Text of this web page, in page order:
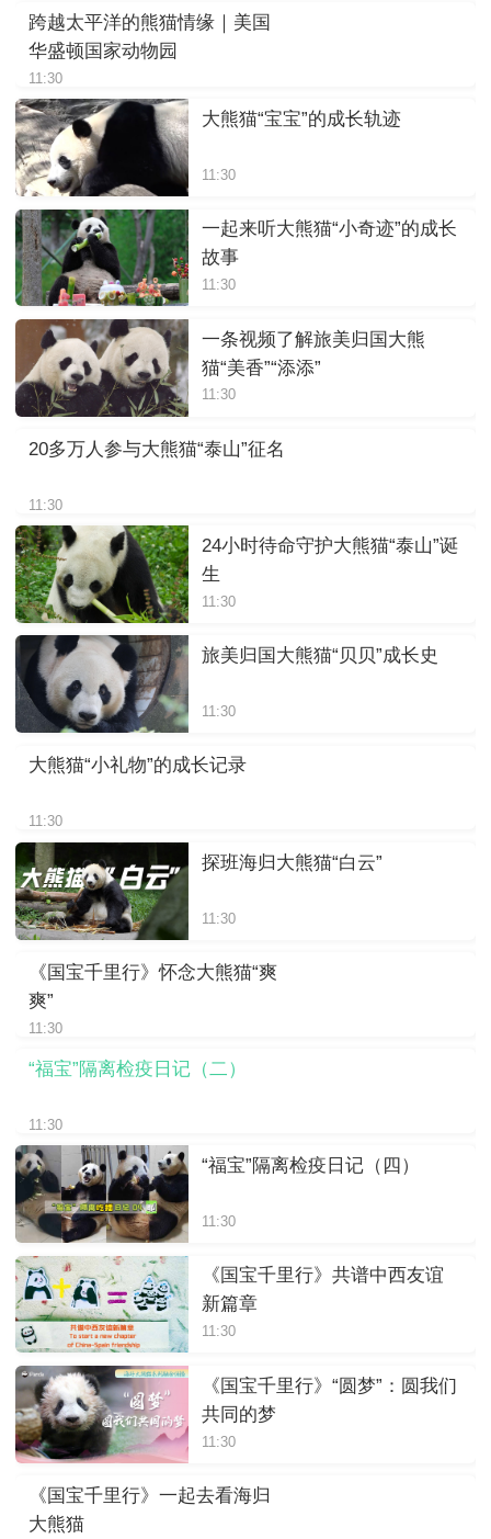
跨越太平洋的熊猫情缘｜美国
华盛顿国家动物园
11:30
大熊猫“宝宝”的成长轨迹
11:30
一起来听大熊猫“小奇迹”的成长
故事
11:30
一条视频了解旅美归国大熊
猫“美香”“添添”
11:30
20多万人参与大熊猫“泰山”征名
11:30
24小时待命守护大熊猫“泰山”诞
生
11:30
旅美归国大熊猫“贝贝”成长史
11:30
大熊猫“小礼物”的成长记录
11:30
探班海归大熊猫“白云”
11:30
《国宝千里行》怀念大熊猫“爽
爽”
11:30
“福宝”隔离检疫日记（二）
11:30
“福宝”隔离检疫日记（四）
11:30
《国宝千里行》共谱中西友谊
新篇章
11:30
《国宝千里行》“圆梦”：圆我们
共同的梦
11:30
《国宝千里行》一起去看海归
大熊猫